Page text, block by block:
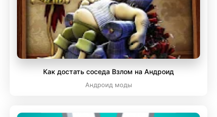
Как достать соседа Взлом на Андроид
Андроид моды